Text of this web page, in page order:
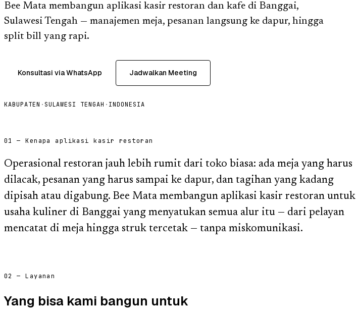
Bee Mata membangun aplikasi kasir restoran dan kafe di Banggai,
Sulawesi Tengah — manajemen meja, pesanan langsung ke dapur, hingga
split bill yang rapi.
Konsultasi via WhatsApp Jadwalkan Meeting
KABUPATEN · SULAWESI TENGAH · INDONESIA
01 — Kenapa aplikasi kasir restoran
Operasional restoran jauh lebih rumit dari toko biasa: ada meja yang harus
dilacak, pesanan yang harus sampai ke dapur, dan tagihan yang kadang
dipisah atau digabung. Bee Mata membangun aplikasi kasir restoran untuk
usaha kuliner di Banggai yang menyatukan semua alur itu — dari pelayan
mencatat di meja hingga struk tercetak — tanpa miskomunikasi.
02 — Layanan
Yang bisa kami bangun untuk